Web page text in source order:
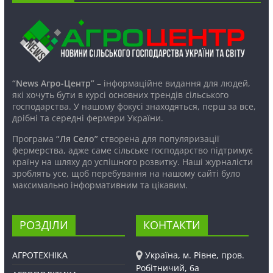
“News Агро-Центр”– інформаційне видання для людей,
які хочуть бути в курсі основних трендів сільського
господарства. У нашому фокусі знаходяться, перш за все,
дрібні та середні фермери України.
Програма “Ля Село”створена для популяризації
фермерства, адже саме сільське господарство підтримує
країну на шляху до успішного розвитку. Наші журналісти
зроблять усе, щоб перебування на нашому сайті було
максимально інформативним та цікавим.
РОЗДІЛИ
АГРОТЕХНІКА
КОНТАКТИ
Україна, м. Рівне, пров.
Робітничий, 6а